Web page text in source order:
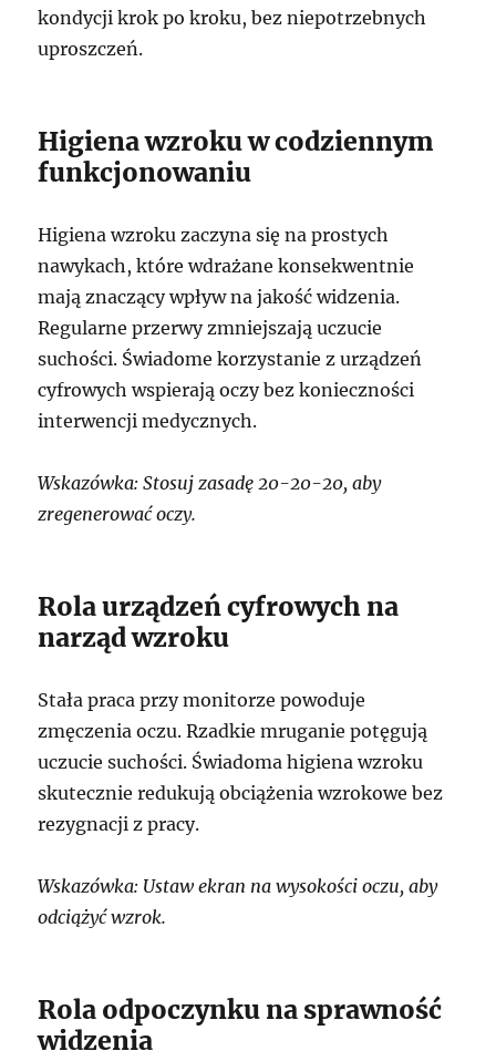
kondycji krok po kroku, bez niepotrzebnych
uproszczeń.
Higiena wzroku w codziennym
funkcjonowaniu
Higiena wzroku zaczyna się na prostych
nawykach, które wdrażane konsekwentnie
mają znaczący wpływ na jakość widzenia.
Regularne przerwy zmniejszają uczucie
suchości. Świadome korzystanie z urządzeń
cyfrowych wspierają oczy bez konieczności
interwencji medycznych.
Wskazówka: Stosuj zasadę 20-20-20, aby
zregenerować oczy.
Rola urządzeń cyfrowych na
narząd wzroku
Stała praca przy monitorze powoduje
zmęczenia oczu. Rzadkie mruganie potęgują
uczucie suchości. Świadoma higiena wzroku
skutecznie redukują obciążenia wzrokowe bez
rezygnacji z pracy.
Wskazówka: Ustaw ekran na wysokości oczu, aby
odciążyć wzrok.
Rola odpoczynku na sprawność
widzenia